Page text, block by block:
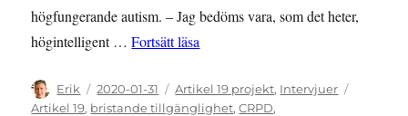
högfungerande autism. – Jag bedöms vara, som det heter,
högintelligent …Fortsätt läsa
Författare
Erik
Publicerat
den
2020-01-31 Kategorier
Artikel 19 projekt, Intervjuer
Artikel 19, bristande tillgänglighet,CRPD,